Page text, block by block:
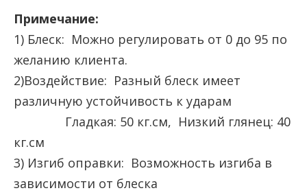
Примечание:
1) Блеск: Можно регулировать от 0 до 95 по
желанию клиента.
2)Воздействие: Разный блеск имеет
различную устойчивость к ударам
Гладкая: 50 кг.см, Низкий глянец: 40
кг.см
3) Изгиб оправки: Возможность изгиба в
зависимости от блеска